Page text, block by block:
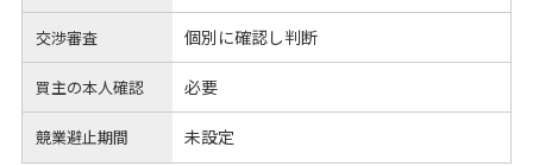
交渉審査 個別に確認し判断
買主の本人確認 必要
競業避止期間 未設定